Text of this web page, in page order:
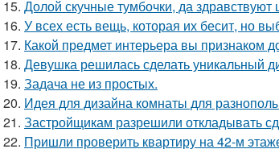
15. Долой скучные тумбочки, да здравствуют
16. У всех есть вещь, которая их бесит, но
17. Какой предмет интерьера вы признаком
18. Девушка решилась сделать уникальный
19. Задача не из простых.
20. Идея для дизайна комнаты для
21. Застройщикам разрешили откладывать
22. Пришли проверить квартиру на 42-м